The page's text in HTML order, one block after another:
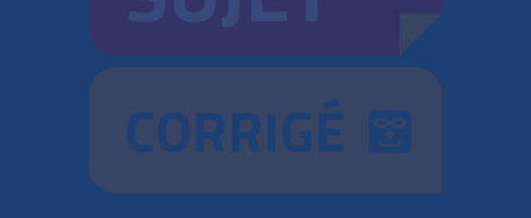
CORRIGÉ